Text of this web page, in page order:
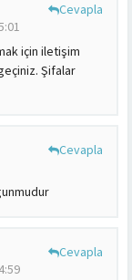
için iletişim
Şifalar
Cevapla
Cevapla
Cevapla